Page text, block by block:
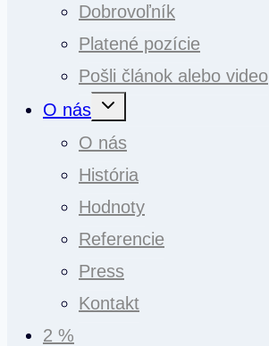
Dobrovoľník
Platené pozície
Pošli článok alebo video
O nás
Toggle
child
O nás
História
Hodnoty
Referencie
Press
Kontakt
2 %